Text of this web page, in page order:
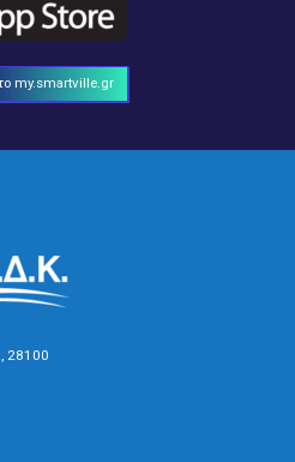
my.smartville.gr
28100